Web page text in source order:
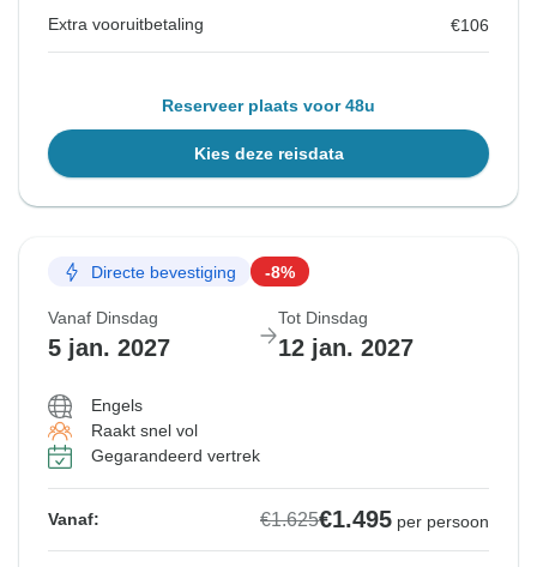
Extra vooruitbetaling €106
Reserveer plaats voor 48u
Kies deze reisdata
Directe bevestiging -8%
Vanaf Dinsdag
5 jan. 2027
Tot Dinsdag
12 jan. 2027
Engels
Raakt snel vol
Gegarandeerd vertrek
Vanaf: €1.625€1.495 per persoon